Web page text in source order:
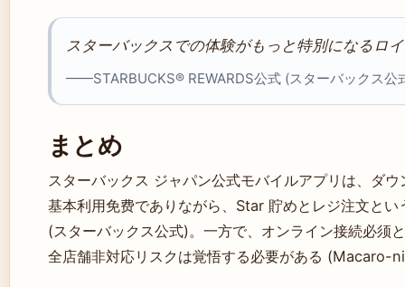
スターバックスでの体験がもっと特別になるロ
——STARBUCKS® REWARDS公式 (スターバックス公
まとめ
スターバックス ジャパン公式モバイルアプリは、ダ
基本利用免费でありながら、Star 貯めとレジ注文と
(スターバックス公式)。一方で、オンライン接続必须
全店舗非対応リスクは覚悟する必要がある (Macaro-